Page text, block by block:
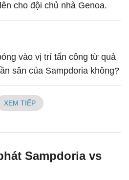
cho đội chủ nhà Genoa.
vào vị trí tấn công từ quả
sân của Sampdoria không?
XEM TIẾP
Sampdoria vs